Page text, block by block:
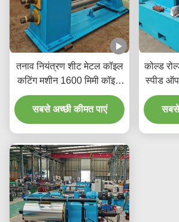
तनाव नियंत्रण शीट मेटल कॉइल
कटिंग मशीन 1600 मिमी कॉइल
मोटाई 3 मिमी 120 मीटर/मिनट
कटिंग स्पीड
सबसे अच्छी कीमत पाएं
कोल्ड
स्पीड
सबसे